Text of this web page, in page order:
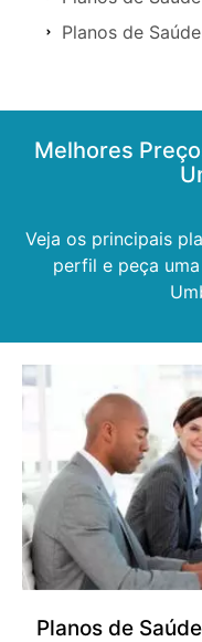
Planos de
Melhores
Veja os principais
perfil e peça
Planos de